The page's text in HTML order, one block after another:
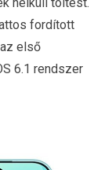
fordított
első
6.1 rendszer